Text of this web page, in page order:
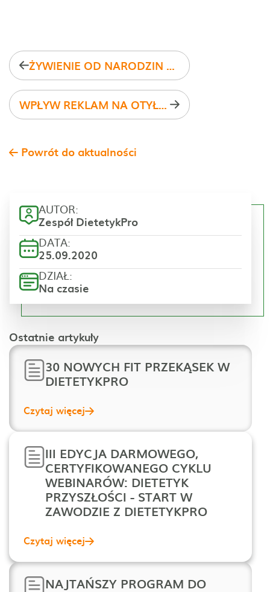
ŻYWIENIE OD NARODZIN DO PIERWSZYCH URODZIN
WPŁYW REKLAM NA OTYŁOŚĆ WŚRÓD DZIECI
Powrót do aktualności
AUTOR:
Zespół DietetykPro
DATA:
25.09.2020
DZIAŁ:
Na czasie
Ostatnie artykuły
30 NOWYCH FIT PRZEKĄSEK W
DIETETYKPRO
Czytaj więcej
III EDYCJA DARMOWEGO,
CERTYFIKOWANEGO CYKLU
WEBINARÓW: DIETETYK
PRZYSZŁOŚCI - START W
ZAWODZIE Z DIETETYKPRO
Czytaj więcej
NAJTAŃSZY PROGRAM DO